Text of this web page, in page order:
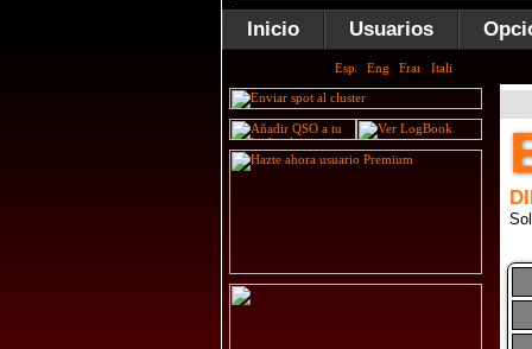
Inicio Usuarios